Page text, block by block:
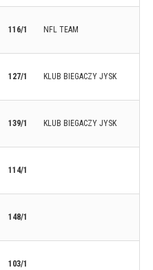
116/1 NFL TEAM
127/1 KLUB BIEGACZY JYSK
139/1 KLUB BIEGACZY JYSK
114/1
148/1
103/1